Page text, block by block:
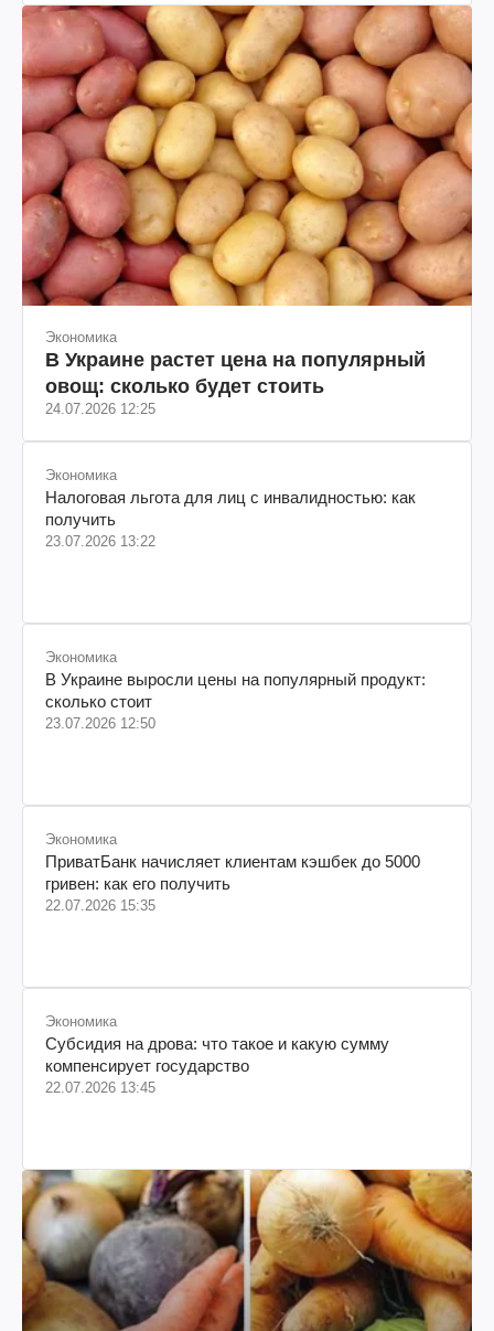
Экономика
В Украине растет цена на популярный
овощ: сколько будет стоить
24.07.2026 12:25
Экономика
Налоговая льгота для лиц с инвалидностью: как
получить
23.07.2026 13:22
Экономика
В Украине выросли цены на популярный продукт:
сколько стоит
23.07.2026 12:50
Экономика
ПриватБанк начисляет клиентам кэшбек до 5000
гривен: как его получить
22.07.2026 15:35
Экономика
Субсидия на дрова: что такое и какую сумму
компенсирует государство
22.07.2026 13:45